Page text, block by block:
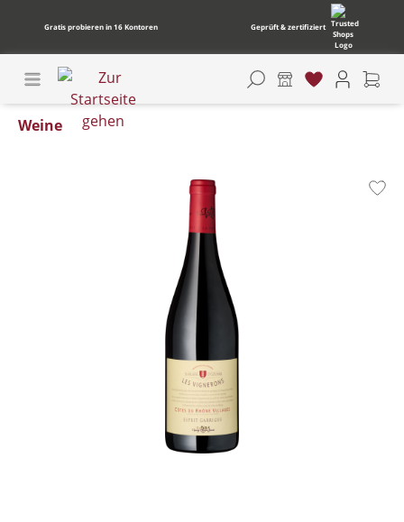
Gratis probieren in 16 Kontoren Geprüft & zertifiziert
Weine